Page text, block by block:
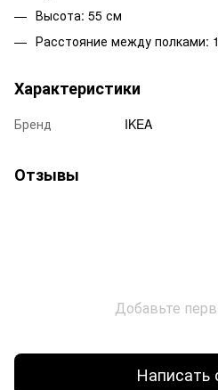
Высота: 55 см
Расстояние между полками:
Характеристики
Бренд IKEA
Отзывы
Добавьте
Написать